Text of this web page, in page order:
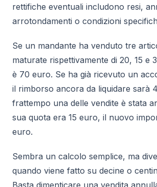
rettifiche eventuali includono resi,
arrotondamenti o condizioni
Se un mandante ha venduto tre
maturate rispettivamente di 20, 15 e
è 70 euro. Se ha già ricevuto un
il rimborso ancora da liquidare sarà
frattempo una delle vendite è stata
sua quota era 15 euro, il nuovo
euro.
Sembra un calcolo semplice, ma
quando viene fatto su decine o
Basta dimenticare una vendita